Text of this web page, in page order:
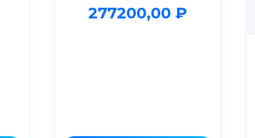
277200,00₽